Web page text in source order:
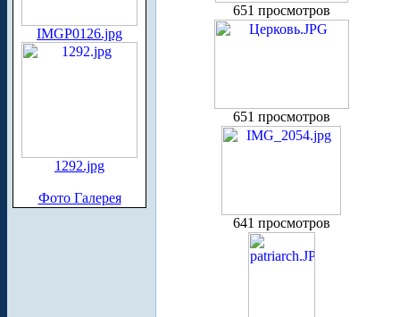
IMGP0126.jpg
1292.jpg
Фото Галерея
651 просмотров
651 просмотров
641 просмотров